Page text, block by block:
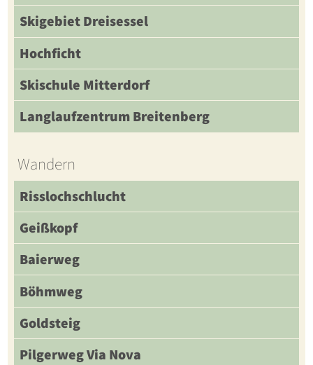
Skigebiet Dreisessel
Hochficht
Skischule Mitterdorf
Langlaufzentrum Breitenberg
Wandern
Risslochschlucht
Geißkopf
Baierweg
Böhmweg
Goldsteig
Pilgerweg Via Nova